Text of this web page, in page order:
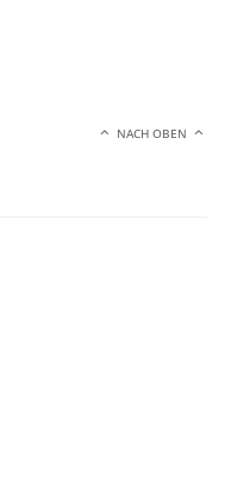
NACH OBEN